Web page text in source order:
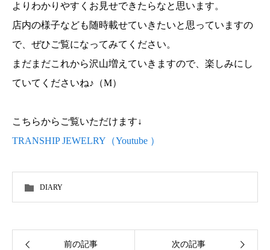
よりわかりやすくお見せできたらなと思います。
店内の様子なども随時載せていきたいと思っていますの
で、ぜひご覧になってみてください。
まだまだこれから沢山増えていきますので、楽しみにし
ていてくださいね♪（M）
こちらからご覧いただけます↓
TRANSHIP JEWELRY（Youtube ）
DIARY
前の記事 次の記事